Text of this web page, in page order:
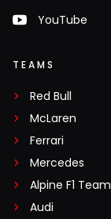
YouTube
TEAMS
Red Bull
McLaren
Ferrari
Mercedes
Alpine F1 Team
Audi